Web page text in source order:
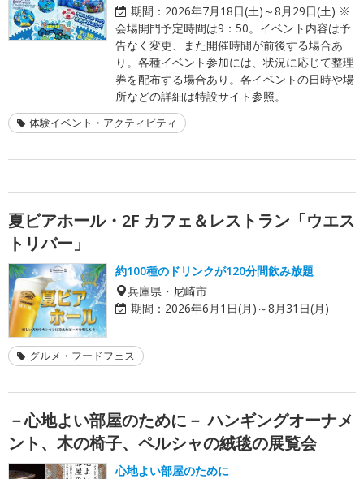
期間： 2026年7月18日(土)～8月29日(土) ※
会場開門予定時間は9：50。イベント内容は予
告なく変更、また開催時間が前後する場合あ
り。各種イベント参加には、状況に応じて整理
券を配布する場合あり。各イベントの日時や場
所などの詳細は特設サイト参照。
体験イベント・アクティビティ
夏ビアホール・2F カフェ＆レストラン「ウエス
トリバー」
約100種のドリンクが120分間飲み放題
兵庫県・尼崎市
期間： 2026年6月1日(月)～8月31日(月)
グルメ・フードフェス
－心地よい部屋のために－ ハンギングオーナメ
ント、木の椅子、ペルシャの絨毯の展覧会
心地よい部屋のために